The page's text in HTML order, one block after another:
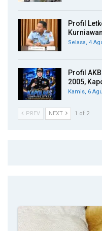
Profil
Selasa, 4
Profil
2005,
Kamis, 6
PREV NEXT 1 of 2